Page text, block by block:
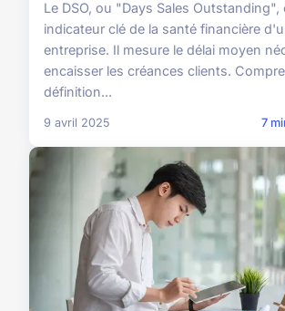
Le DSO, ou "Days Sales Outstanding",
indicateur clé de la santé financière
entreprise. Il mesure le délai moyen
encaisser les créances clients.
définition...
9 avril 2025 7